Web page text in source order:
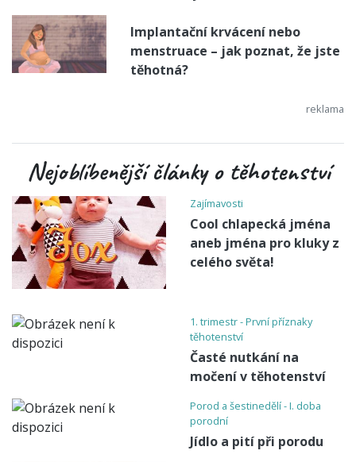
Implantační krvácení nebo
menstruace – jak poznat, že jste
těhotná?
Nejoblíbenější články o těhotenství
Zajímavosti
Cool chlapecká jména
aneb jména pro kluky z
celého světa!
1. trimestr - První příznaky
těhotenství
Časté nutkání na
močení v těhotenství
Porod a šestinedělí - I. doba
porodní
Jídlo a pití při porodu